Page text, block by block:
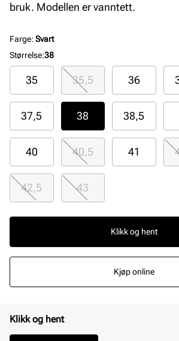
bruk. Modellen er vanntett.
Farge: Svart
Størrelse:38
35 35,5 36
37,5 38 38,5
40 40,5 41
42,5 43
Klikk og hent
Kjøp online
Klikk og hent